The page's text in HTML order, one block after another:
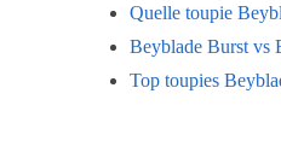
Quelle toupie
Beyblade Burst vs
Top toupies